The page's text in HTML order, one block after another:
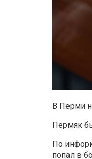
В Перми
Пермяк
По
попал в